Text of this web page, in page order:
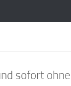
sofort